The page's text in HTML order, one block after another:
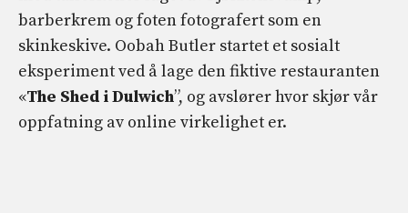
barberkrem og foten fotografert som en
skinkeskive. Oobah Butler startet et sosialt
eksperiment ved å lage den fiktive restauranten
«The Shed i Dulwich”, og avslører hvor skjør vår
oppfatning av online virkelighet er.